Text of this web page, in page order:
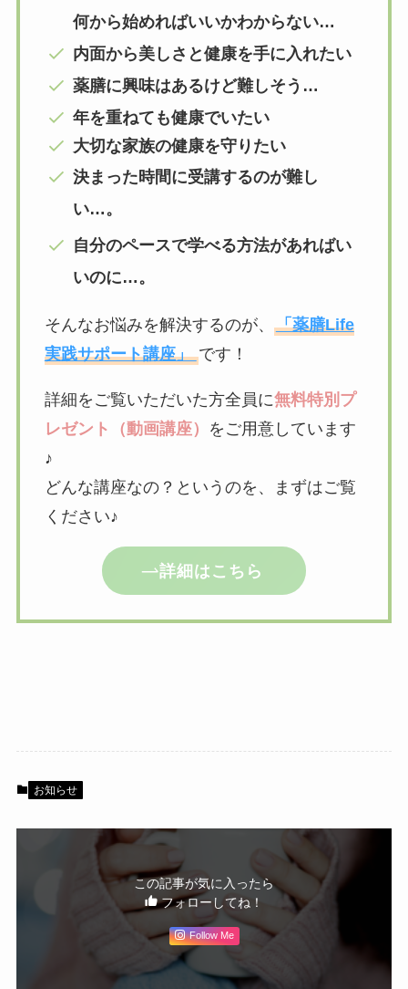
何から始めればいいかわからない…
内面から美しさと健康を手に入れたい
薬膳に興味はあるけど難しそう…
年を重ねても健康でいたい
大切な家族の健康を守りたい
決まった時間に受講するのが難し
い…。
自分のペースで学べる方法があればい
いのに…。
そんなお悩みを解決するのが、 「薬膳Life
実践サポート講座」です！
詳細をご覧いただいた方全員に無料特別プ
レゼント（動画講座）
をご用意しています
♪
どんな講座なの？というのを、まずはご覧
ください♪
詳細はこちら
お知らせ
この記事が気に入ったら
フォローしてね！
Follow Me